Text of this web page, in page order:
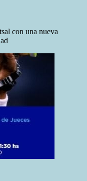
con una nueva